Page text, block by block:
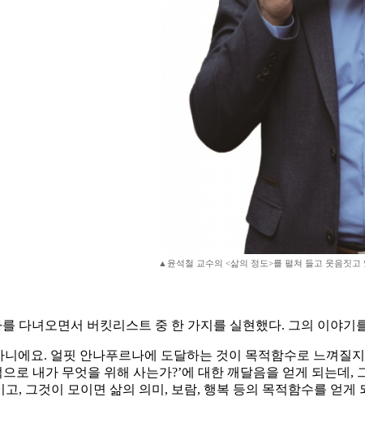
▲윤석철 교수의 <삶의 정도>를 펼쳐 들고 웃음짓고
다녀오면서 버킷리스트 중 한 가지를 실현했다. 그의 이야
에요. 얼핏 안나푸르나에 도달하는 것이 목적함수로 느껴
로 내가 무엇을 위해 사는가?’에 대한 깨달음을 얻게 되는
, 그것이 모이면 삶의 의미, 보람, 행복 등의 목적함수를 얻게